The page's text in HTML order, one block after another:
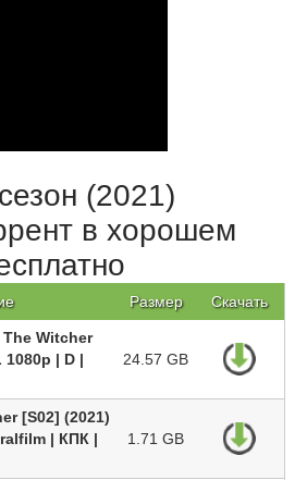
(2021)
в хорошем
Размер Скачать
Witcher
1080p | D |
24.57 GB
[S02] (2021)
| КПК |
1.71 GB